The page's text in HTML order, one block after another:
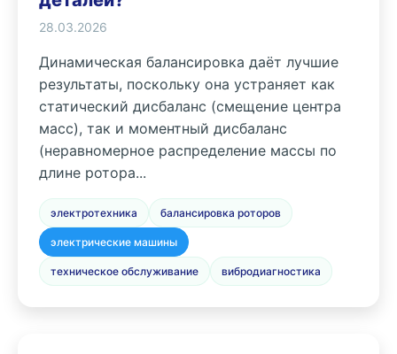
28.03.2026
Динамическая балансировка даёт лучшие
результаты, поскольку она устраняет как
статический дисбаланс (смещение центра
масс), так и моментный дисбаланс
(неравномерное распределение массы по
длине ротора...
электротехника балансировка роторов
электрические машины
техническое обслуживание вибродиагностика